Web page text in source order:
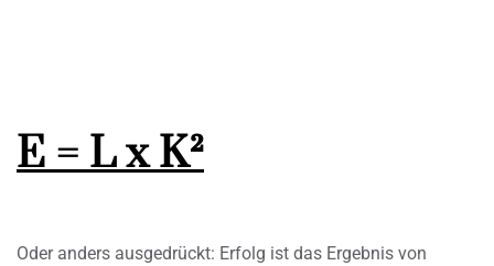
E = L x K²
Oder anders ausgedrückt: Erfolg ist das Ergebnis von